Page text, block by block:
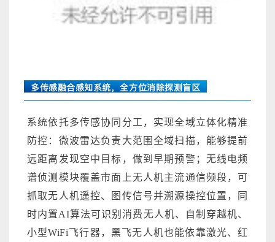
多传感融合感知系统，全方位消除探测盲区
系统依托多传感协同分工，实现全域立体化精准
防控：微波雷达负责大范围全域扫描，能够提前
远距离发现空中目标，做到早期预警；无线电频
谱侦测模块覆盖市面上无人机主流通信频段，可
抓取无人机遥控、图传信号并溯源操控位置，同
时内置AI算法可识别消费无人机、自制穿越机、
小型WiFi飞行器，黑飞无人机也能依靠激光、红